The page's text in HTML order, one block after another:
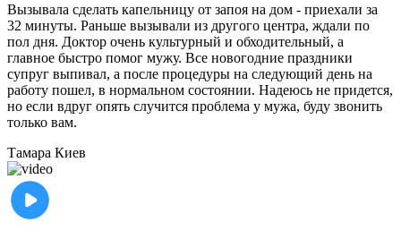
Вызывала сделать капельницу от запоя на дом - приехали за
32 минуты. Раньше вызывали из другого центра, ждали по
пол дня. Доктор очень культурный и обходительный, а
главное быстро помог мужу. Все новогодние праздники
супруг выпивал, а после процедуры на следующий день на
работу пошел, в нормальном состоянии. Надеюсь не придется,
но если вдруг опять случится проблема у мужа, буду звонить
только вам.
Тамара Киев